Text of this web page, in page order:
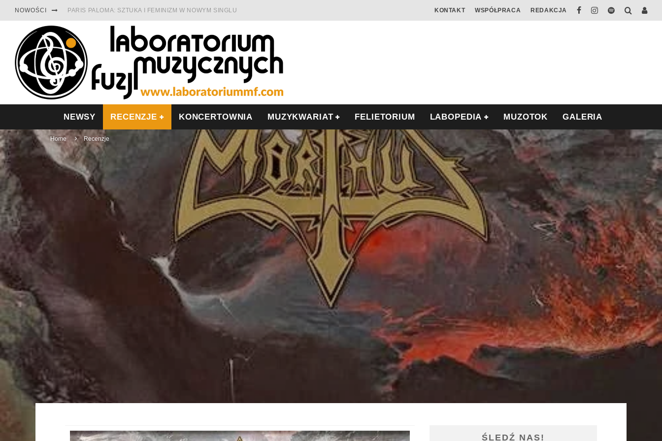
NOWOŚCI PARIS PALOMA: SZTUKA I FEMINIZM W NOWYM SINGLU
TABULA RASA Z SINGLEM DIAMENTY. SAMOTNOŚĆ I OPÓR
CINNAMON GUM MIĘDZY SOULEM A PAMIĘCIĄ
FRANCUSKI PROG METAL WEDŁUG DUALISIS
LESZEK KUŁAKOWSKI NAGRAŁ JAZZFONIĘ O POLSCE
KONTAKT WSPÓŁPRACA REDAKCJA
NEWSY RECENZJE KONCERTOWNIA MUZYKWARIAT FELIETORIUM LABOPEDIA MUZOTOK GALERIA
Home Recenzje
ŚLEDŹ NAS!